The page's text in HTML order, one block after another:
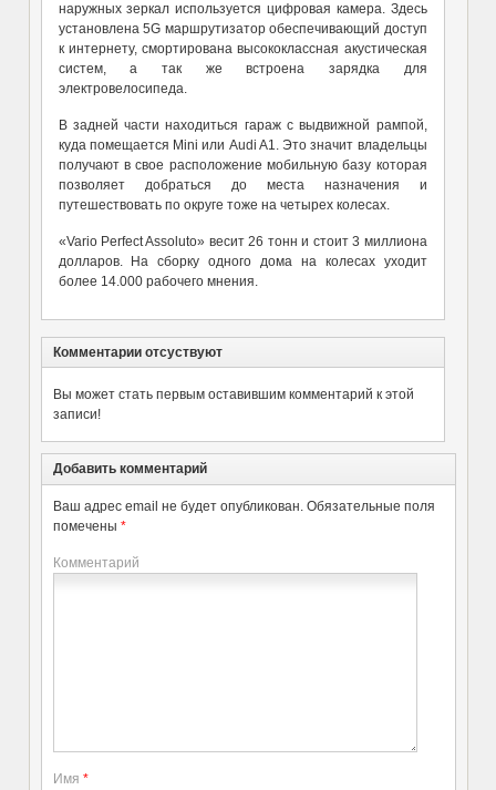
наружных зеркал используется цифровая камера. Здесь
установлена 5G маршрутизатор обеспечивающий доступ
к интернету, смортирована высококлассная акустическая
систем, а так же встроена зарядка для
электровелосипеда.
В задней части находиться гараж с выдвижной рампой,
куда помещается Miniили Audi A1. Это значит владельцы
получают в свое расположение мобильную базу которая
позволяет добраться до места назначения и
путешествовать по округе тоже на четырехколесах.
«Vario Perfect Assoluto» весит 26 тонни стоит 3 миллиона
долларов. На сборку одного дома на колесах уходит
более 14.000 рабочего мнения.
Комментарии отсуствуют
Вы может стать первым оставившим комментарий к этой
записи!
Добавить комментарий
Ваш адрес email не будет опубликован. Обязательные поля
помечены *
Комментарий
Имя *